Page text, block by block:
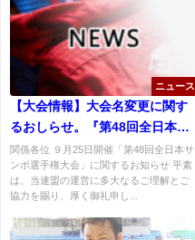
ニュース
【大会情報】大会名変更に関す
るおしらせ。『第48回全日本サ
ンボ選手権大会』に変更しま
す。（9月25日開催予定）
関係各位 ９月25日開催「第48回全日本サ
ンボ選手権大会」に関するお知らせ 平素
は、当連盟の運営に多大なるご理解とご
協力を賜り、厚く御礼申し...